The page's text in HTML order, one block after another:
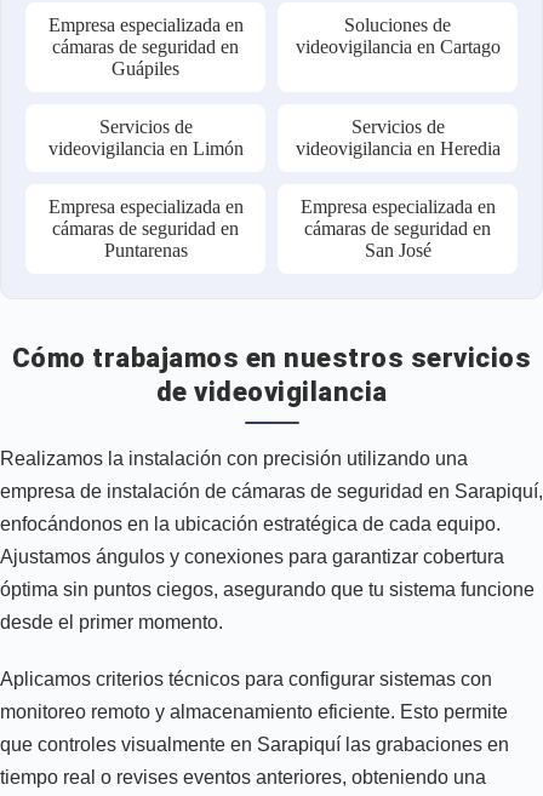
Empresa especializada en
cámaras de seguridad en
Guápiles
Soluciones de
videovigilancia en Cartago
Servicios de
videovigilancia en Limón
Servicios de
videovigilancia en Heredia
Empresa especializada en
cámaras de seguridad en
Puntarenas
Empresa especializada en
cámaras de seguridad en
San José
Cómo trabajamos en nuestros servicios
de videovigilancia
Realizamos la instalación con precisión utilizando una
empresa de instalación de cámaras de seguridad en Sarapiquí,
enfocándonos en la ubicación estratégica de cada equipo.
Ajustamos ángulos y conexiones para garantizar cobertura
óptima sin puntos ciegos, asegurando que tu sistema funcione
desde el primer momento.
Aplicamos criterios técnicos para configurar sistemas con
monitoreo remoto y almacenamiento eficiente. Esto permite
que controles visualmente en Sarapiquí las grabaciones en
tiempo real o revises eventos anteriores, obteniendo una